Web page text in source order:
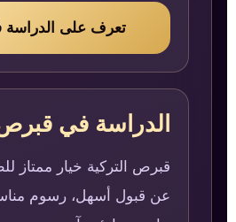
تعرف على الدراسة
الدراسة في قبرص
قبرص التركية خيار ممتاز
عن قبول أسهل، رسوم